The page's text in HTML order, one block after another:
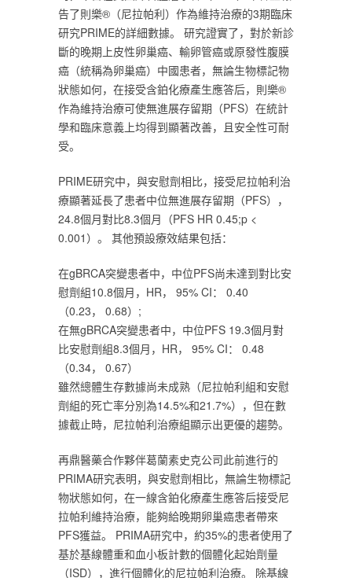
告了則樂®（尼拉帕利）作為維持治療的3期臨床
研究PRIME的詳細數據。 研究證實了，對於新診
斷的晚期上皮性卵巢癌、輸卵管癌或原發性腹膜
癌（統稱為卵巢癌）中國患者，無論生物標記物
狀態如何，在接受含鉑化療產生應答后，則樂®
作為維持治療可使無進展存留期（PFS）在統計
學和臨床意義上均得到顯著改善，且安全性可耐
受。‎
‎PRIME研究中，與安慰劑相比，接受尼拉帕利治
療顯著延長了患者中位無進展存留期（PFS），
24.8個月對比8.3個月（PFS HR 0.45;p <
0.001）。 其他預設療效結果包括：‎
‎在‎‎gBRCA‎‎突變患者中，中位PFS尚未達到對比安
慰劑組10.8個月，HR， 95% CI： 0.40
（0.23， 0.68）; ‎
‎在無‎‎gBRCA‎‎突變患者中，中位PFS 19.3個月對
比安慰劑組8.3個月，HR， 95% CI： 0.48
（0.34， 0.67）‎
‎雖然總體生存數據尚未成熟（尼拉帕利組和安慰
劑組的死亡率分別為14.5%和21.7%），但在數
據截止時，尼拉帕利治療組顯示出更優的趨勢。‎
‎再鼎醫藥合作夥伴葛蘭素史克公司此前進行的
PRIMA研究表明，與安慰劑相比，無論生物標記
物狀態如何，在一線含鉑化療產生應答后接受尼
拉帕利維持治療，能夠給晚期卵巢癌患者帶來
PFS獲益。 PRIMA研究中，約35%的患者使用了
基於基線體重和血小板計數的個體化起始劑量
（ISD），進行個體化的尼拉帕利治療。 除基線